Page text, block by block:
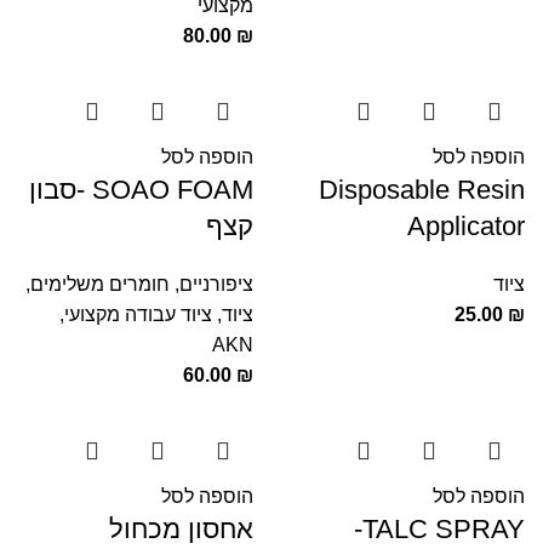
מקצועי
80.00 ₪
הוספה לסל
Disposable Resin
Applicator
ציוד
25.00 ₪
הוספה לסל
SOAO FOAM -סבון
קצף
ציפורניים, חומרים משלימים,
ציוד, ציוד עבודה מקצועי,
AKN
60.00 ₪
הוספה לסל
TALC SPRAY-
הוספה לסל
אחסון מכחול